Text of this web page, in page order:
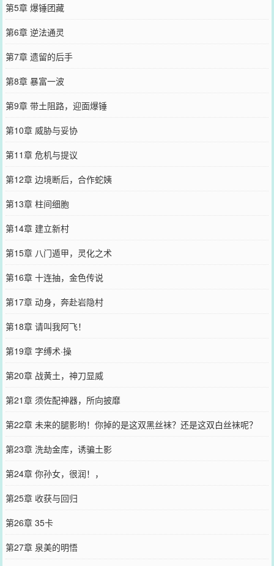
第5章 爆锤团藏
第6章 逆法通灵
第7章 遗留的后手
第8章 暴富一波
第9章 带土阻路，迎面爆锤
第10章 威胁与妥协
第11章 危机与提议
第12章 边境断后，合作蛇姨
第13章 柱间细胞
第14章 建立新村
第15章 八门遁甲，灵化之术
第16章 十连抽，金色传说
第17章 动身，奔赴岩隐村
第18章 请叫我阿飞！
第19章 字缚术·操
第20章 战黄土，神刀显威
第21章 须佐配神器，所向披靡
第22章 未来的腿影哟！你掉的是这双黑丝袜？还是这双白丝袜呢？
第23章 洗劫金库，诱骗土影
第24章 你孙女，很润！，
第25章 收获与回归
第26章 35卡
第27章 泉美的明悟